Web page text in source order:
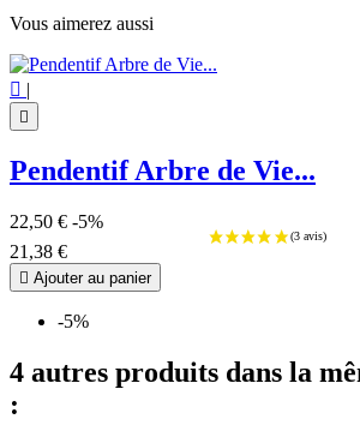
Vous aimerez aussi
 |

Pendentif Arbre de Vie...
22,50 € -5%
21,38 €
 Ajouter au panier
-5%
4 autres produits dans la
: